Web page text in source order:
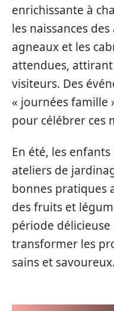
enrichissante à
les naissances
agneaux et les
attendues,
visiteurs. Des
« journées famille
pour célébrer ces
En été, les
ateliers de
bonnes pratiques
des fruits et
période
transformer les
sains et savoureux.